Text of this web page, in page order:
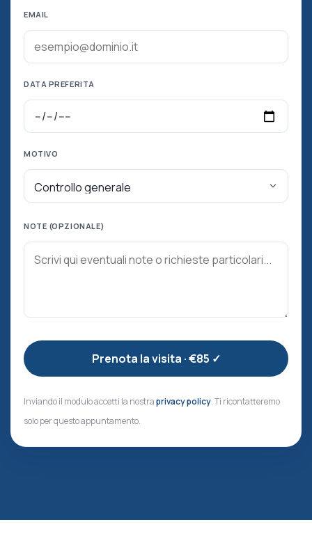
EMAIL
DATA PREFERITA
MOTIVO
NOTE (OPZIONALE)
Inviando il modulo accetti la nostraprivacy policy. Ti ricontatteremo
solo per questo appuntamento.